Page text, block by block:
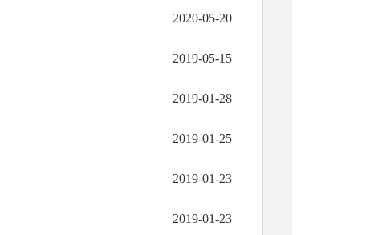
2020-05-20
2019-05-15
2019-01-28
2019-01-25
2019-01-23
2019-01-23